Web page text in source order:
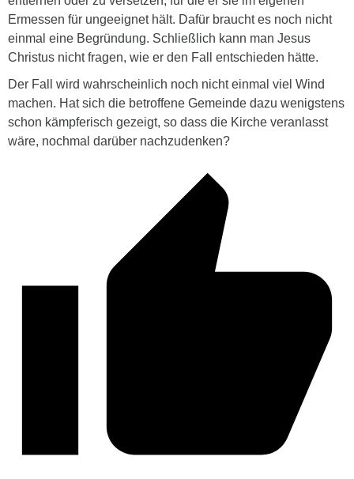
Ermessen für ungeeignet hält. Dafür braucht es noch nicht
einmal eine Begründung. Schließlich kann man Jesus
Christus nicht fragen, wie er den Fall entschieden hätte.
Der Fall wird wahrscheinlich noch nicht einmal viel Wind
machen. Hat sich die betroffene Gemeinde dazu wenigstens
schon kämpferisch gezeigt, so dass die Kirche veranlasst
wäre, nochmal darüber nachzudenken?